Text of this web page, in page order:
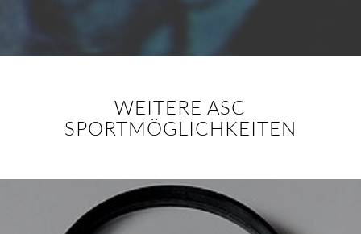
WEITERE ASC
SPORTMÖGLICHKEITEN